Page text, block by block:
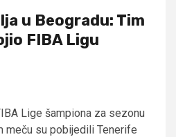
u Beogradu: Tim
FIBA Ligu
Lige šampiona za sezonu
meču su pobijedili Tenerife